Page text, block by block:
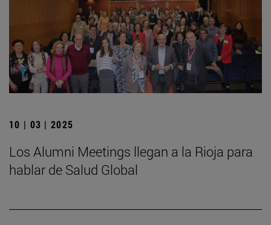
10 | 03 | 2025
Los Alumni Meetings llegan a la Rioja para
hablar de Salud Global